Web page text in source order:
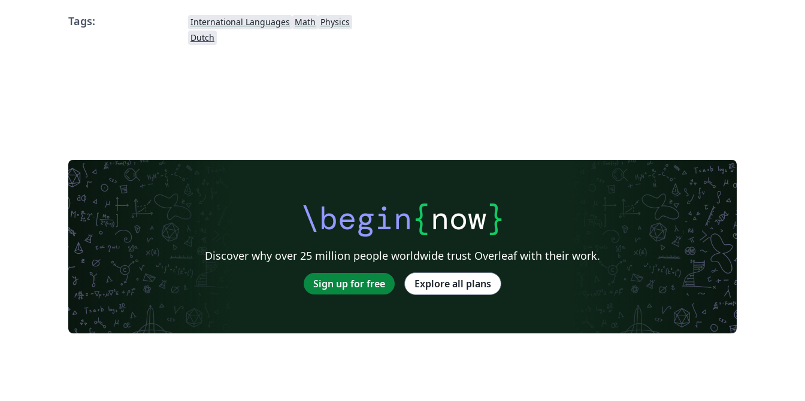
Tags:
International Languages Math Physics
Dutch
\begin{now}
Discover why over 25 million people worldwide trust Overleaf with their work.
Sign up for free Explore all plans